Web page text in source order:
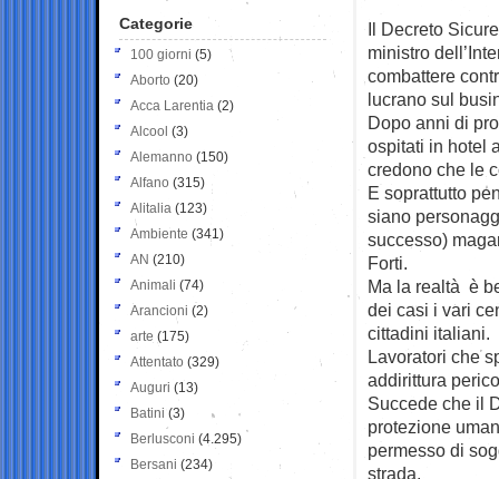
Il Decreto
ministro
combattere
lucrano sul
Dopo anni di
ospitati in hotel
credono che le
E soprattutto
siano
successo)
Forti.
Ma la realtà è
dei casi i vari
cittadini italiani.
Lavoratori che
addirittura
Succede che il
protezione
permesso di
strada.
Categorie
100 giorni (5)
Aborto (20)
Acca Larentia (2)
Alcool (3)
Alemanno (150)
Alfano (315)
Alitalia (123)
Ambiente (341)
AN (210)
Animali (74)
Arancioni (2)
arte (175)
Attentato (329)
Auguri (13)
Batini (3)
Berlusconi (4.295)
Bersani (234)